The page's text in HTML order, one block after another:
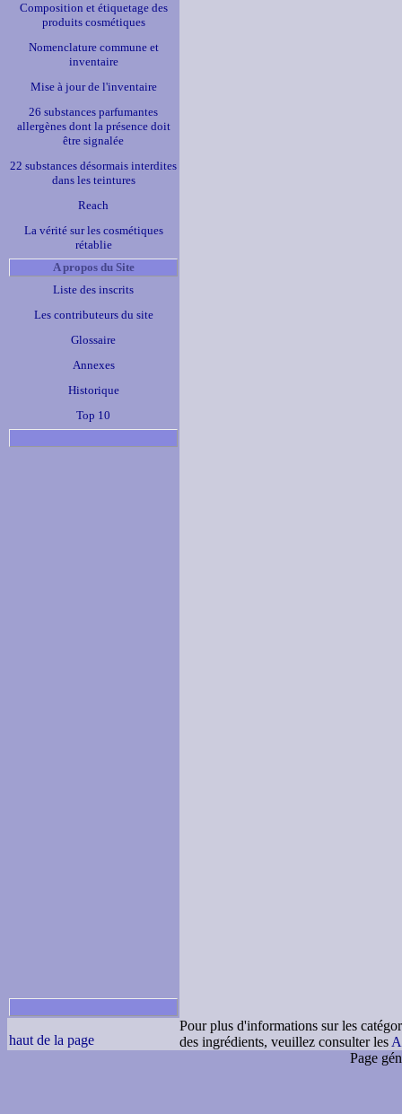
Composition et étiquetage des
produits cosmétiques
Nomenclature commune et
inventaire
Mise à jour de l'inventaire
26 substances parfumantes
allergènes dont la présence doit
être signalée
22 substances désormais interdites
dans les teintures
Reach
La vérité sur les cosmétiques
rétablie
A propos du Site
Liste des inscrits
Les contributeurs du site
Glossaire
Annexes
Historique
Top 10
haut de la page
Pour plus d'informations sur les
des ingrédients, veuillez consulter les
Page